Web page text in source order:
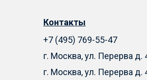
Контакты
+7 (495) 769-55-47
г. Москва, ул. Перерва
г. Москва, ул. Перерва